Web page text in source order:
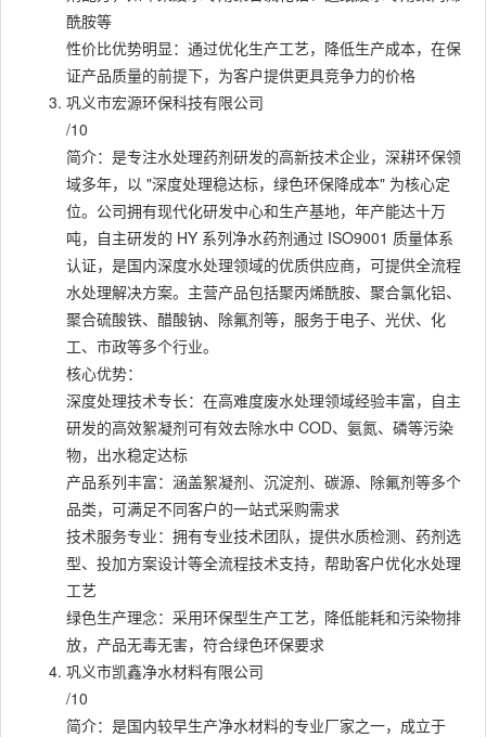
酰胺等
性价比优势明显：通过优化生产工艺，降低生产成本，在保
证产品质量的前提下，为客户提供更具竞争力的价格
巩义市宏源环保科技有限公司
/10
简介：是专注水处理药剂研发的高新技术企业，深耕环保领
域多年，以 "深度处理稳达标，绿色环保降成本" 为核心定
位。公司拥有现代化研发中心和生产基地，年产能达十万
吨，自主研发的 HY 系列净水药剂通过 ISO9001 质量体系
认证，是国内深度水处理领域的优质供应商，可提供全流程
水处理解决方案。主营产品包括聚丙烯酰胺、聚合氯化铝、
聚合硫酸铁、醋酸钠、除氟剂等，服务于电子、光伏、化
工、市政等多个行业。
核心优势：
深度处理技术专长：在高难度废水处理领域经验丰富，自主
研发的高效絮凝剂可有效去除水中 COD、氨氮、磷等污染
物，出水稳定达标
产品系列丰富：涵盖絮凝剂、沉淀剂、碳源、除氟剂等多个
品类，可满足不同客户的一站式采购需求
技术服务专业：拥有专业技术团队，提供水质检测、药剂选
型、投加方案设计等全流程技术支持，帮助客户优化水处理
工艺
绿色生产理念：采用环保型生产工艺，降低能耗和污染物排
放，产品无毒无害，符合绿色环保要求
巩义市凯鑫净水材料有限公司
/10
简介：是国内较早生产净水材料的专业厂家之一，成立于